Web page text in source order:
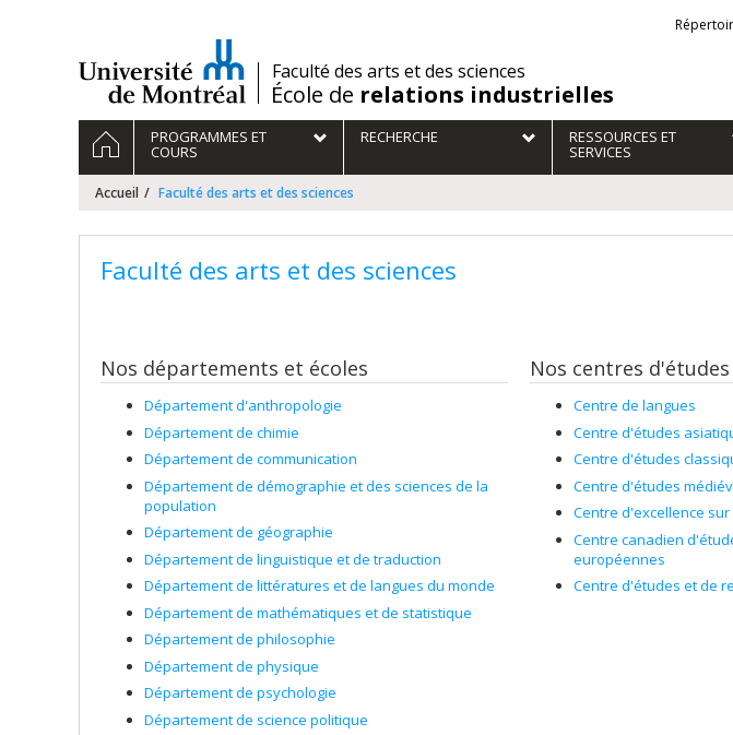
/Faculté des arts et des sciences
École de relations industrielles
Liens
Navigation
principale
ACCUEILPROGRAMMES ET
COURS
RECHERCHE RESSOURCES ET
SERVICES
Accueil Faculté des arts et des sciences
Faculté des arts et des sciences
Nos départements et écoles
Département d'anthropologie
Département de chimie
Département de communication
Département de démographie et des sciences de la
population
Département de géographie
Département de linguistique et de traduction
Département de littératures et de langues du monde
Département de mathématiques et de statistique
Département de philosophie
Département de physique
Département de psychologie
Département de science politique
Nos centres d'études
Centre de langues
Centre d'études
Centre d'études
Centre d'études
Centre d'excellence
Centre canadien
européennes
Centre d'études et de